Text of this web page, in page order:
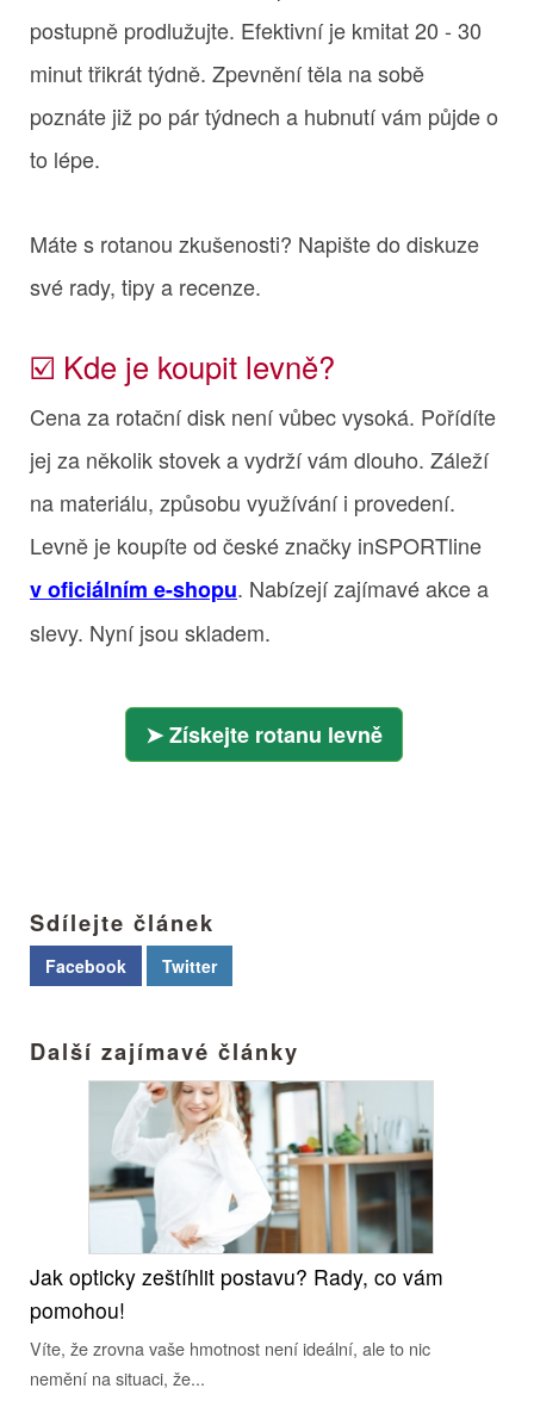
postupně prodlužujte. Efektivní je kmitat 20 - 30
minut třikrát týdně. Zpevnění těla na sobě
poznáte již po pár týdnech a hubnutí vám půjde o
to lépe.
Máte s rotanou zkušenosti? Napište do diskuze
své rady, tipy a recenze.
☑️ Kde je koupit levně?
Cena za rotační disk není vůbec vysoká. Pořídíte
jej za několik stovek a vydrží vám dlouho. Záleží
na materiálu, způsobu využívání i provedení.
Levně je koupíte od české značky inSPORTline
v oficiálním e-shopu. Nabízejí zajímavé akce a
slevy. Nyní jsou skladem.
Získejte rotanu levně
Sdílejte článek
Facebook Twitter
Další zajímavé články
Jak opticky zeštíhlit postavu? Rady, co vám
pomohou!
Víte, že zrovna vaše hmotnost není ideální, ale to nic
nemění na situaci, že...